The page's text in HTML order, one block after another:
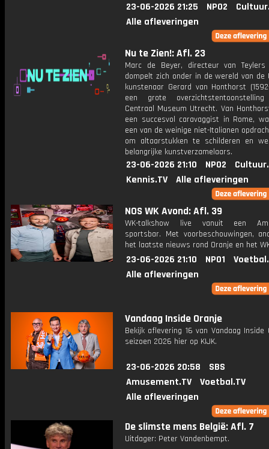
23-06-2026 21:25 NPO2
Alle afleveringen
Nu te Zien!: Afl. 23
Marc de Beyer, directeur van Teylers
dompelt zich onder in de wereld van de
kunstenaar Gerard van Honthorst
een grote
Centraal Museum Utrecht. Van
een succesvol caravaggist in Rome,
een van de weinige niet-Italianen
om altaarstukken te schilderen en
belangrijke kunstverzamelaars.
23-06-2026 21:10 NPO2
Kennis.TV
Alle afleveringen
NOS WK Avond: Afl. 39
WK-talkshow live vanuit een
sportsbar. Met voorbeschouwingen,
het laatste nieuws rond Oranje en het
23-06-2026 21:10 NPO1
Alle afleveringen
Vandaag Inside Oranje
Bekijk aflevering 16 van Vandaag Inside
seizoen 2026 hier op KIJK.
23-06-2026 20:58
SBS
Amusement.TV
Voetbal.TV
Alle afleveringen
De slimste mens België: Afl. 7
Uitdager: Peter Vandenbempt.